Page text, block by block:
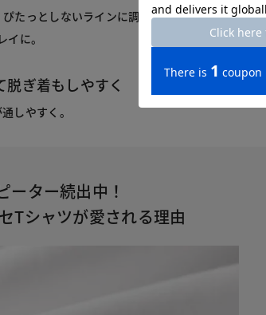
たっとしないラインに調整。二の腕まわりがぴっ
に。
ぎ着もしやすく
しやすく。
ーター続出中！
Tシャツが愛される理由